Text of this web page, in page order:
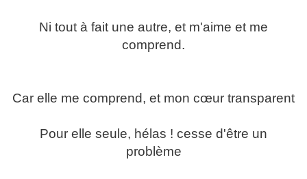
Ni tout à fait une autre, et m'aime et me
comprend.
Car elle me comprend, et mon cœur transparent
Pour elle seule, hélas ! cesse d'être un
problème